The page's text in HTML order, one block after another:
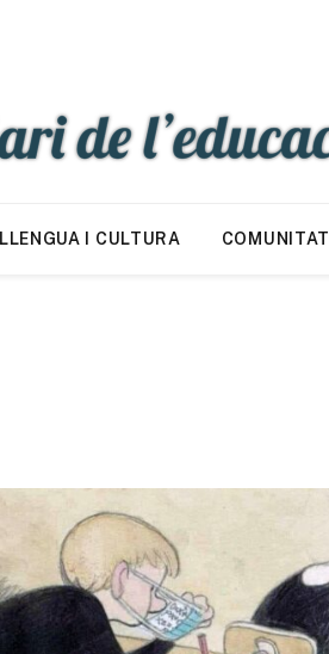
LLENGUA I CULTURA COMUNITAT